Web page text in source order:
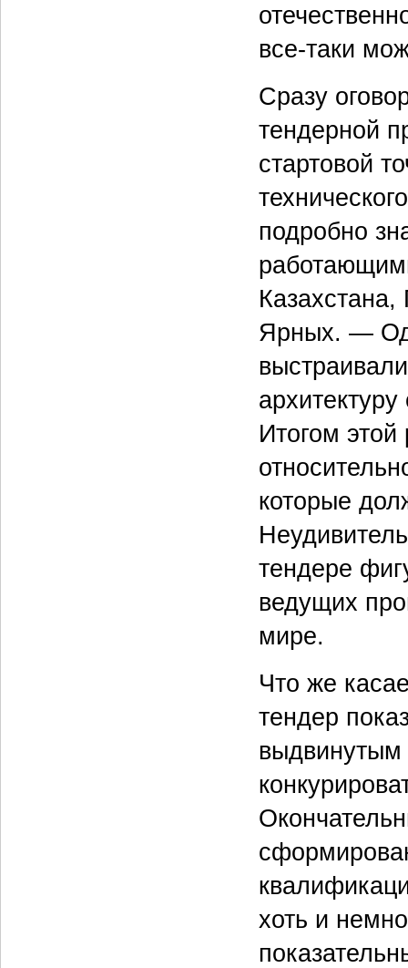
все-таки
Сразу
тендерной
стартовой
подробно
Ярных. —
Итогом
которые
тендере
ведущих
мире.
Что же
тендер
выдвинутым
хоть и